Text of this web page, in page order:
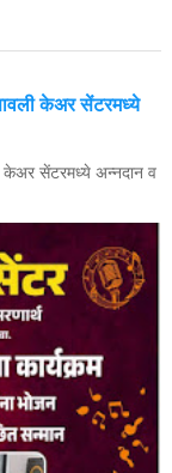
केअर सेंटरमध्ये
केअर सेंटरमध्ये अन्नदान व